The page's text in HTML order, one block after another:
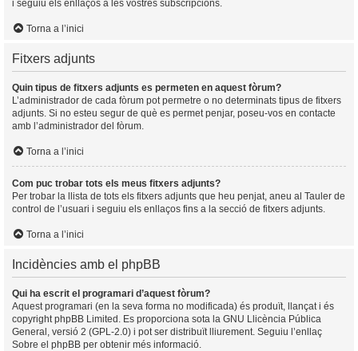
i seguiu els enllaços a les vostres subscripcions.
Torna a l’inici
Fitxers adjunts
Quin tipus de fitxers adjunts es permeten en aquest fòrum?
L’administrador de cada fòrum pot permetre o no determinats tipus de fitxers
adjunts. Si no esteu segur de què es permet penjar, poseu-vos en contacte
amb l’administrador del fòrum.
Torna a l’inici
Com puc trobar tots els meus fitxers adjunts?
Per trobar la llista de tots els fitxers adjunts que heu penjat, aneu al Tauler de
control de l’usuari i seguiu els enllaços fins a la secció de fitxers adjunts.
Torna a l’inici
Incidències amb el phpBB
Qui ha escrit el programari d’aquest fòrum?
Aquest programari (en la seva forma no modificada) és produït, llançat i és
copyright phpBB Limited . Es proporciona sota la GNU Llicència Pública
General, versió 2 (GPL-2.0) i pot ser distribuït lliurement. Seguiu l’enllaç
Sobre el phpBB per obtenir més informació.